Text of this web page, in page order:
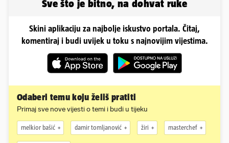
Sve što je bitno, na dohvat ruke
Skini aplikaciju za najbolje iskustvo portala. Čitaj,
komentiraj i budi uvijek u toku s najnovijim vijestima.
Odaberi temu koju želiš pratiti
Primaj sve nove vijesti o temi i budi u tijeku
melkior bašić damir tomljanović žiri masterchef